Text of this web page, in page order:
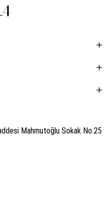
Mahmutoğlu Sokak No:25